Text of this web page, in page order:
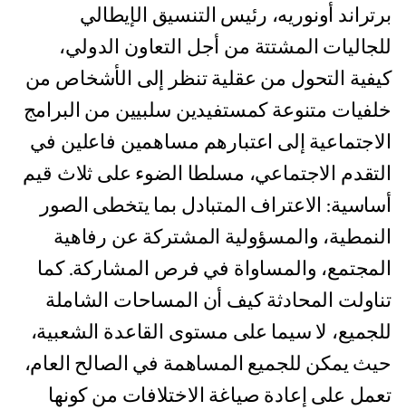
برتراند أونوريه، رئيس التنسيق الإيطالي
للجاليات المشتتة من أجل التعاون الدولي،
كيفية التحول من عقلية تنظر إلى الأشخاص من
خلفيات متنوعة كمستفيدين سلبيين من البرامج
الاجتماعية إلى اعتبارهم مساهمين فاعلين في
التقدم الاجتماعي، مسلطا الضوء على ثلاث قيم
أساسية: الاعتراف المتبادل بما يتخطى الصور
النمطية، والمسؤولية المشتركة عن رفاهية
المجتمع، والمساواة في فرص المشاركة. كما
تناولت المحادثة كيف أن المساحات الشاملة
للجميع، لا سيما على مستوى القاعدة الشعبية،
حيث يمكن للجميع المساهمة في الصالح العام،
تعمل على إعادة صياغة الاختلافات من كونها